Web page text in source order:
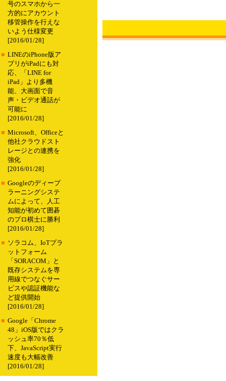
号のスマホから一
方的にアカウント
移管操作を行えな
いよう仕様変更
[2016/01/28]
■ LINEのiPhone版ア
プリがiPadにも対
応、「LINE for
iPad」より多機
能、大画面で音
声・ビデオ通話が
可能に
[2016/01/28]
■ Microsoft、Officeと
他社クラウドスト
レージとの連携を
強化
[2016/01/28]
■ Googleのディープ
ラーニングシステ
ムによって、人工
知能が初めて囲碁
のプロ棋士に勝利
[2016/01/28]
■ ソラコム、IoTプラ
ットフォーム
「SORACOM」と
既存システムを専
用線でつなぐサー
ビスや認証機能な
ど提供開始
[2016/01/28]
■ Google「Chrome
48」iOS版ではクラ
ッシュ率70％低
下、JavaScript実行
速度も大幅改善
[2016/01/28]